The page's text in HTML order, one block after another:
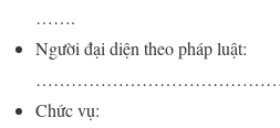
…….
Người đại diện theo pháp luật:
Chức vụ: